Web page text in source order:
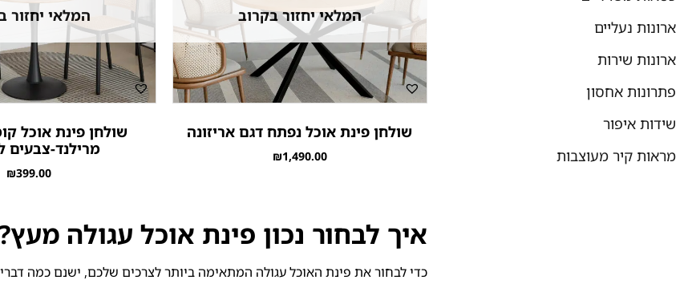
ארונות נעליים
ארונות שירות
פתרונות אחסון
שידות איפור
מראות קיר מעוצבות
המלאי יחזור בקרוב
שולחן פינת אוכל נפתח דגם אריזונה
₪1,490.00
המלאי יחזור
שולחן פינת אוכל
מרילנד-צבעים
₪399.00
איך לבחור נכון פינת אוכל עגולה
כדי לבחור את פינת האוכל עגולה המתאימה ביותר לצרכים שלכם, ישנם כמה